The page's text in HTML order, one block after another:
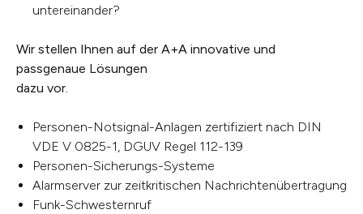
untereinander?
Wir stellen Ihnen auf der A+A innovative und
passgenaue Lösungen
dazu vor.
Personen-Notsignal-Anlagen zertifiziert nach DIN
VDE V 0825-1, DGUV Regel 112-139
Personen-Sicherungs-Systeme
Alarmserver zur zeitkritischen Nachrichtenübertragung
Funk-Schwesternruf